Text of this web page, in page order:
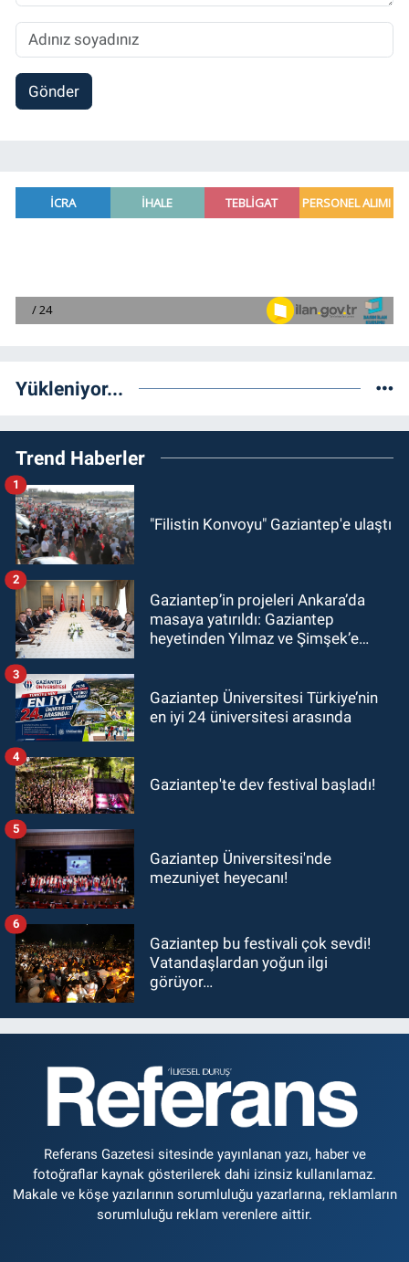
Gönder
Yükleniyor...
Trend Haberler
"Filistin Konvoyu" Gaziantep'e ulaştı
1
Gaziantep’in projeleri Ankara’da
masaya yatırıldı: Gaziantep
heyetinden Yılmaz ve Şimşek’e
2
Gaziantep Üniversitesi Türkiye’nin
en iyi 24 üniversitesi arasında
3
Gaziantep'te dev festival başladı!
4
Gaziantep Üniversitesi'nde
mezuniyet heyecanı!
5
Gaziantep bu festivali çok sevdi!
Vatandaşlardan yoğun ilgi
görüyor…
6
Referans Gazetesi sitesinde yayınlanan yazı, haber ve
fotoğraflar kaynak gösterilerek dahi izinsiz kullanılamaz.
Makale ve köşe yazılarının sorumluluğu yazarlarına, reklamların
sorumluluğu reklam verenlere aittir.